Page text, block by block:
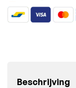
Beschrijving